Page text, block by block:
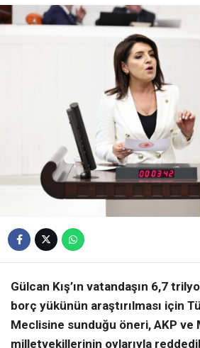
Gülcan Kış’ın vatandaşın 6,7
borç yükünün araştırılması için
Meclisine sunduğu öneri, AKP ve
milletvekillerinin oylarıyla